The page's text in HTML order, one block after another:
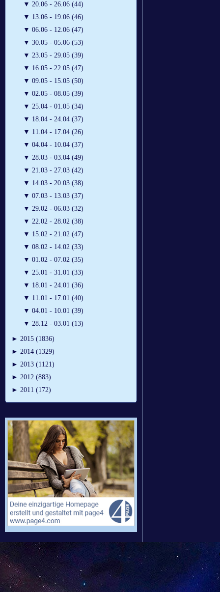
▼ 20.06 - 26.06 (44)
▼ 13.06 - 19.06 (46)
▼ 06.06 - 12.06 (47)
▼ 30.05 - 05.06 (53)
▼ 23.05 - 29.05 (39)
▼ 16.05 - 22.05 (47)
▼ 09.05 - 15.05 (50)
▼ 02.05 - 08.05 (39)
▼ 25.04 - 01.05 (34)
▼ 18.04 - 24.04 (37)
▼ 11.04 - 17.04 (26)
▼ 04.04 - 10.04 (37)
▼ 28.03 - 03.04 (49)
▼ 21.03 - 27.03 (42)
▼ 14.03 - 20.03 (38)
▼ 07.03 - 13.03 (37)
▼ 29.02 - 06.03 (32)
▼ 22.02 - 28.02 (38)
▼ 15.02 - 21.02 (47)
▼ 08.02 - 14.02 (33)
▼ 01.02 - 07.02 (35)
▼ 25.01 - 31.01 (33)
▼ 18.01 - 24.01 (36)
▼ 11.01 - 17.01 (40)
▼ 04.01 - 10.01 (39)
▼ 28.12 - 03.01 (13)
► 2015 (1836)
► 2014 (1329)
► 2013 (1121)
► 2012 (883)
► 2011 (172)